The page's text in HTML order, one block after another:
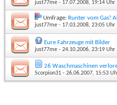
just77me - 17.07.2008, 19:14 Uhr
Umfrage: Runter vom Gas!
just77me - 17.03.2008, 23:05 Uhr
Eure Fahrzeuge mit Bilder
just77me - 24.10.2006, 23:19 Uhr
26 Waschmaschinen
Scorpion31 - 26.06.2007, 15:53